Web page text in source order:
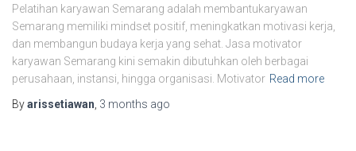
Pelatihan karyawan Semarang adalah membantukaryawan
Semarang memiliki mindset positif, meningkatkan motivasi kerja,
dan membangun budaya kerja yang sehat. Jasa motivator
karyawan Semarang kini semakin dibutuhkan oleh berbagai
perusahaan, instansi, hingga organisasi. Motivator Read more
Byarissetiawan 3 months ago